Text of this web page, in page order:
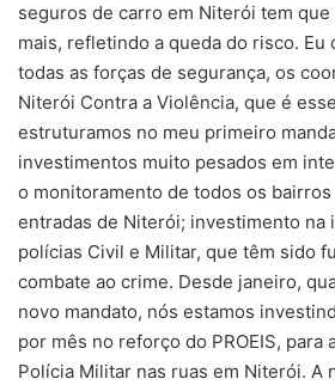
seguros de carro em Niterói tem
mais, refletindo a queda do risco. Eu
todas as forças de segurança, os
Niterói Contra a Violência, que é
estruturamos no meu primeiro
investimentos muito pesados em
o monitoramento de todos os bairros
entradas de Niterói; investimento na
polícias Civil e Militar, que têm sido
combate ao crime. Desde janeiro,
novo mandato, nós estamos
por mês no reforço do PROEIS, para
Polícia Militar nas ruas em Niterói. A